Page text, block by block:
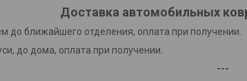
Доставка автомобильных
до ближайшего отделения, оплата при получении.
до дома, оплата при получении.
---